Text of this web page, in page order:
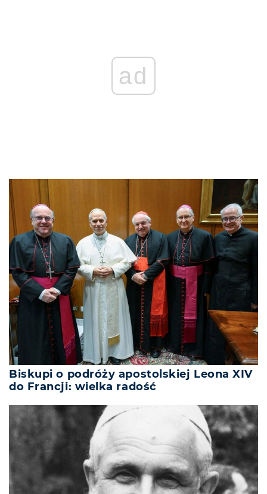
ad
Biskupi o podróży apostolskiej Leona XIV
do Francji: wielka radość